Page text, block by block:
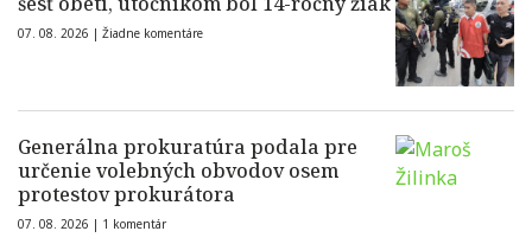
07. 08. 2026 | Žiadne komentáre
Generálna prokuratúra podala pre
určenie volebných obvodov osem
protestov prokurátora
07. 08. 2026 | 1 komentár